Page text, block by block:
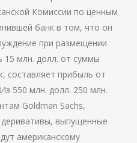
Комиссии по ценным
банк в том, что он
при размещении
15 млн. долл. от суммы
составляет прибыль от
550 млн. долл. 250 млн.
Goldman Sachs,
выпущенные
американскому